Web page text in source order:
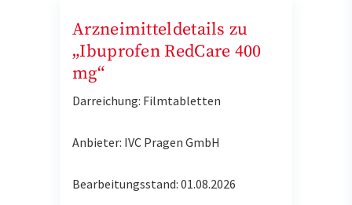
Arzneimitteldetails zu
„Ibuprofen RedCare 400
mg“
Darreichung: Filmtabletten
Anbieter: IVC Pragen GmbH
Bearbeitungsstand: 01.08.2026